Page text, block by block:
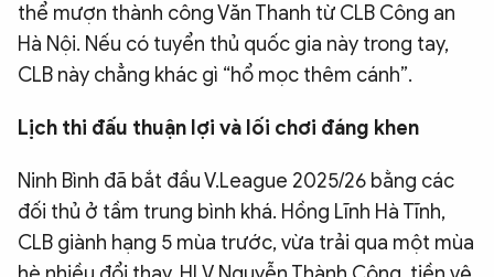
thể mượn thành công Văn Thanh từ CLB Công an
Hà Nội. Nếu có tuyển thủ quốc gia này trong tay,
CLB này chẳng khác gì “hổ mọc thêm cánh”.
Lịch thi đấu thuận lợi và lối chơi đáng khen
Ninh Bình đã bắt đầu V.League 2025/26 bằng các
đối thủ ở tầm trung bình khá. Hồng Lĩnh Hà Tĩnh,
CLB giành hạng 5 mùa trước, vừa trải qua một mùa